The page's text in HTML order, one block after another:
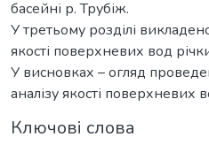
басейні р. Трубіж.
У третьому розділі
якості поверхневих вод
У висновках – огляд
аналізу якості поверхневих
Ключові слова